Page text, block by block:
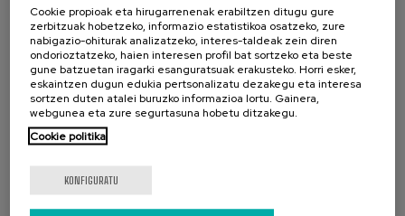
Cookie propioak eta hirugarrenenak erabiltzen ditugu gure
zerbitzuak hobetzeko, informazio estatistikoa osatzeko, zure
nabigazio-ohiturak analizatzeko, interes-taldeak zein diren
ondorioztatzeko, haien interesen profil bat sortzeko eta beste
gune batzuetan iragarki esanguratsuak erakusteko. Horri esker,
eskaintzen dugun edukia pertsonalizatu dezakegu eta interesa
sortzen duten atalei buruzko informazioa lortu. Gainera,
webgunea eta zure segurtasuna hobetu ditzakegu.
Cookie politika
KONFIGURATU